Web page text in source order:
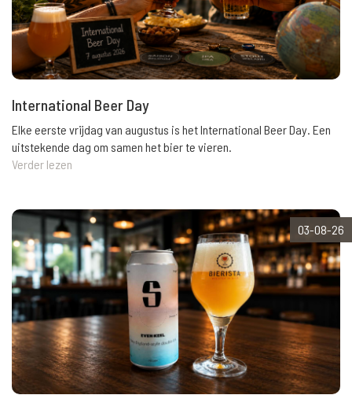
International Beer Day
Elke eerste vrijdag van augustus is het International Beer Day. Een
uitstekende dag om samen het bier te vieren.
Verder lezen
03-08-26